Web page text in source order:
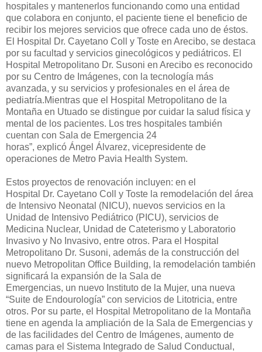
hospitales y mantenerlos funcionando como una entidad
que colabora en conjunto, el paciente tiene el beneficio de
recibir los mejores servicios que ofrece cada uno de éstos.
El Hospital
Dr. Cayetano Coll y Toste en Arecibo, se destaca
por su facultad y servicios ginecológicos y pediátricos. El
Hospital Metropolitano Dr. Susoni en Arecibo es reconocido
por su Centro de Imágenes, con la tecnología más
avanzada, y su servicios y profesionales en el área de
pediatría.Mientras que el Hospital Metropolitano de la
Montaña en Utuado se distingue por cuidar la salud física y
mental de los pacientes. Los tres hospitales también
cuentan con Sala de Emergencia 24
horas”, explicó Ángel Álvarez, vicepresidente de
operaciones de Metro Pavia Health System.
Estos proyectos de renovación incluyen: en el
Hospital
Dr. Cayetano Col y Toste la remodelación del área
de Intensivo Neonatal (NICU), nuevos servicios en la
Unidad de Intensivo Pediátrico (PICU), servicios de
Medicina Nuclear, Unidad de Cateterismo y Laboratorio
Invasivo y No I nvasivo, entre otros. Para el Hospital
Metropolitano Dr. Susoni, además de la construcción del
nuevo Metropolitan Office Building, la remodelación también
significará la expansión de la Sala de
Emergencias, un nuevo Instituto de la Mujer, una nueva
“Suite de Endourología” con servicios de Litotricia, entre
otros. Por su parte, el Hospital Metropolitano de la Montaña
tiene en agenda la ampliación de la Sala de Emergencias y
de las facilidades de Centro de Imágenes, aumento de
camas para el Sistema Integrado de Salud Conductual,